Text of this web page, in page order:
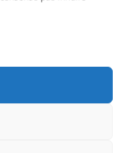
Privacy Policy